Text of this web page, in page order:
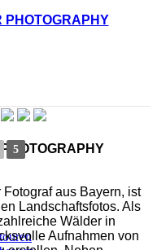
PHOTOGRAPHY
5
aus Bayern, ist
Landschaftsfotos. Als
Wälder in
Aufnahmen von